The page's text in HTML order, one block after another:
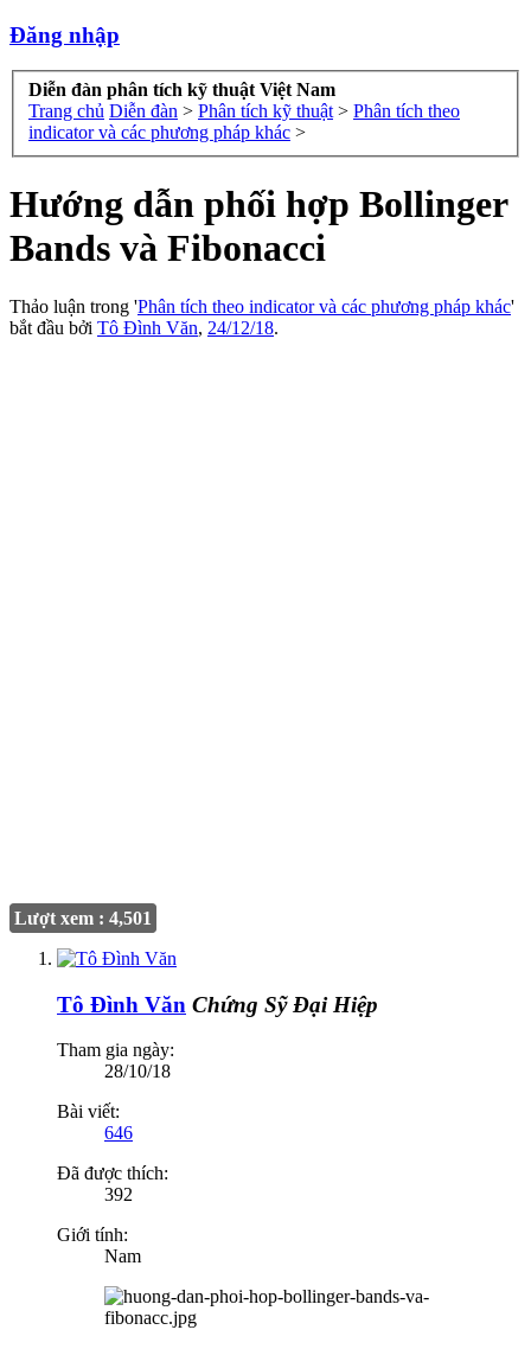
Đăng nhập
Diễn đàn phân tích kỹ thuật Việt Nam
Trang chủ Diễn đàn > Phân tích kỹ thuật > Phân tích theo
indicator và các phương pháp khác >
Hướng dẫn phối hợp Bollinger
Bands và Fibonacci
Thảo luận trong 'Phân tích theo indicator và các phương pháp khác'
bắt đầu bởi Tô Đình Văn, 24/12/18.
Lượt xem : 4,501
Tô Đình Văn Chứng Sỹ Đại Hiệp
Tham gia ngày:
28/10/18
Bài viết:
646
Đã được thích:
392
Giới tính:
Nam